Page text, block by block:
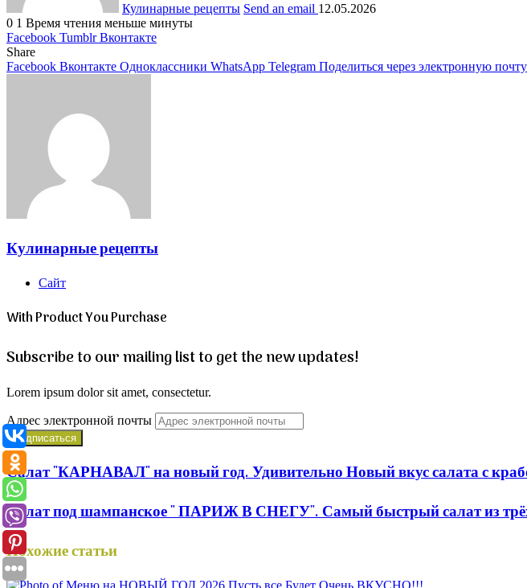
Кулинарные рецепты Send an email 12.05.2026
0 1 Время чтения меньше минуты
Facebook Tumblr Вконтакте
Share
Facebook Вконтакте Одноклассники WhatsApp Telegram Поделиться через электронную почту
Кулинарные рецепты
Сайт
With Product You Purchase
Subscribe to our mailing list to get the new updates!
Lorem ipsum dolor sit amet, consectetur.
Адрес электронной почты
Салат "КАРНАВАЛ" на новый год. Удивительно Новый вкус салата с
Салат под шампанское " ПАРИЖ В СНЕГУ". Самый быстрый салат из
Похожие статьи